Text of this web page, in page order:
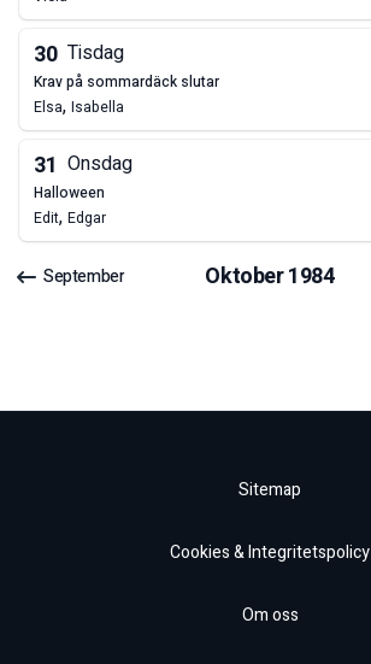
30 Tisdag
krav på sommardäck slutar
Elsa, Isabella
31 Onsdag
halloween
Edit, Edgar
September Oktober1984
Sitemap
Cookies & Integritetspolicy
Om oss